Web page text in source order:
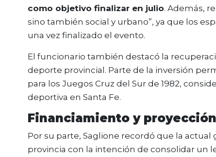
como objetivo finalizar en julio. Además,
sino también social y urbano”, ya que los
una vez finalizado el evento.
El funcionario también destacó la
deporte provincial. Parte de la inversión
para los Juegos Cruz del Sur de 1982,
deportiva en Santa Fe.
Financiamiento y
Por su parte, Saglione recordó que la
provincia con la intención de consolidar un